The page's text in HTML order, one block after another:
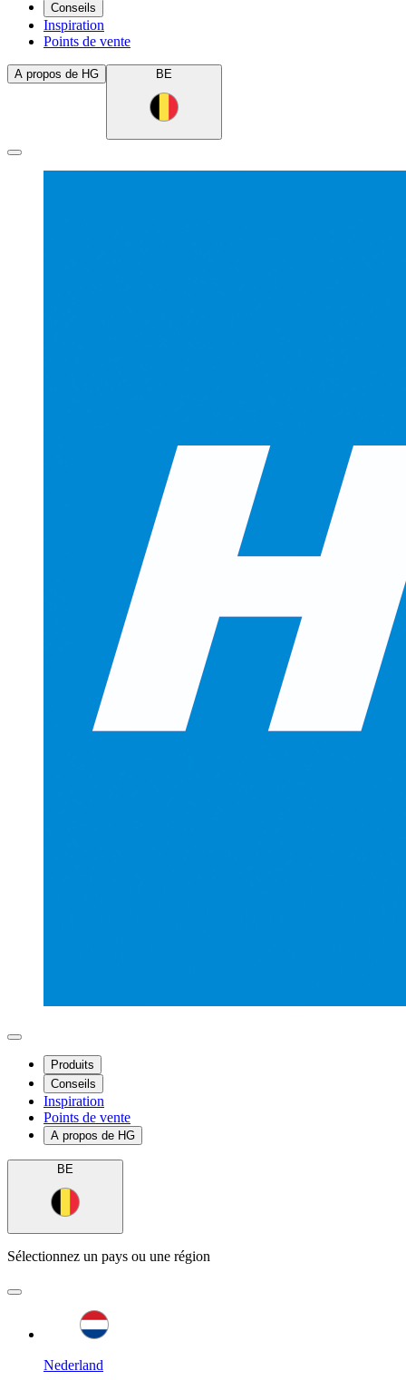
Conseils
Inspiration
Points de vente
A propos de HG BE
Produits
Conseils
Inspiration
Points de vente
A propos de HG
BE
Sélectionnez un pays ou une région
Nederland